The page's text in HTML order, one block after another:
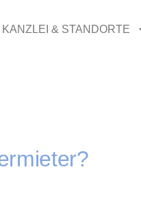
KANZLEI & STANDORTE